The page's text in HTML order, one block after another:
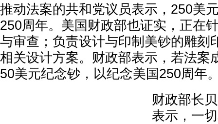
推动法案的共和党议员表示，250美
250周年。美国财政部也证实，正在
与审查；负责设计与印制美钞的雕刻
相关设计方案。财政部表示，若法案
50美元纪念钞，以纪念美国250周年
财政部长
表示，一